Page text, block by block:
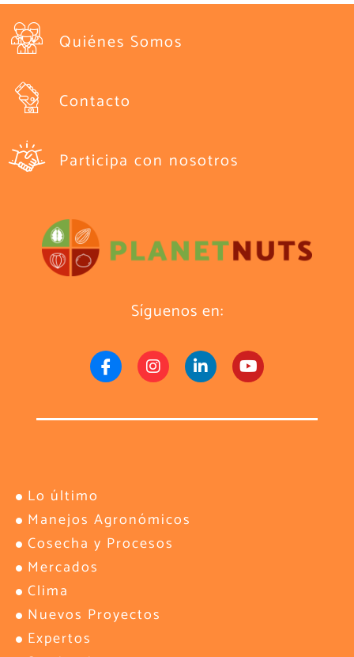
Quiénes Somos
Contacto
Participa con nosotros
Síguenos en:
Lo último
Manejos Agronómicos
Cosecha y Procesos
Mercados
Clima
Nuevos Proyectos
Expertos